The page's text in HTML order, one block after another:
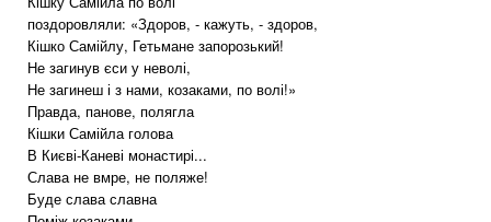
поздоровляли: «Здоров, - кажуть, - здоров,
Кішко Самійлу, Гетьмане запорозький!
Не загинув єси у неволі,
Не загинеш і з нами, козаками, по волі!»
Правда, панове, полягла
Кішки Самійла голова
В Києві-Каневі монастирі...
Слава не вмре, не поляже!
Буде слава славна